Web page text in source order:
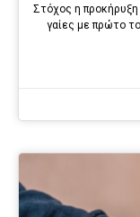
Στόχος η
γαίες με πρώτο